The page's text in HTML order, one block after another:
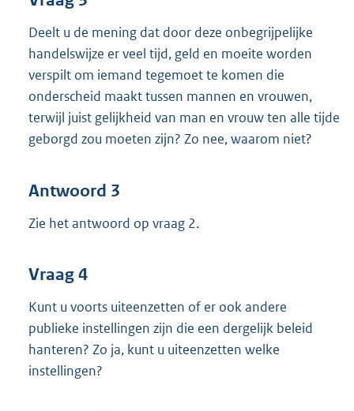
Deelt u de mening dat door deze onbegrijpelijke
handelswijze er veel tijd, geld en moeite worden
verspilt om iemand tegemoet te komen die
onderscheid maakt tussen mannen en vrouwen,
terwijl juist gelijkheid van man en vrouw ten alle tijde
geborgd zou moeten zijn? Zo nee, waarom niet?
Antwoord 3
Zie het antwoord op vraag 2.
Vraag 4
Kunt u voorts uiteenzetten of er ook andere
publieke instellingen zijn die een dergelijk beleid
hanteren? Zo ja, kunt u uiteenzetten welke
instellingen?